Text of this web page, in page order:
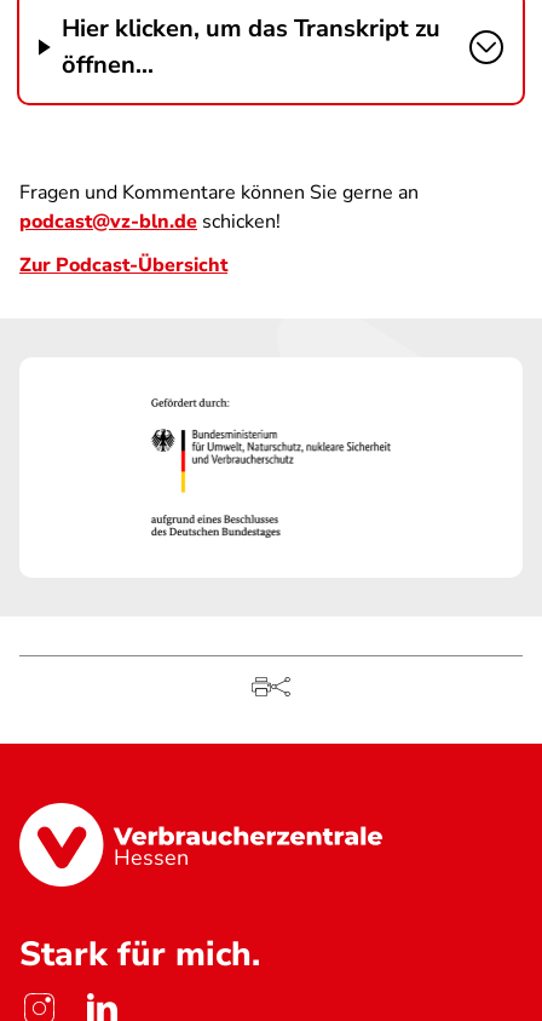
Hier klicken, um das Transkript zu
öffnen...
Fragen und Kommentare können Sie gerne an
podcast@vz-bln.de schicken!
Zur Podcast-Übersicht
Hessen
Stark für mich.